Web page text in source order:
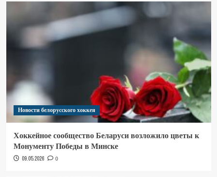
Новости белорусского хоккея
Хоккейное сообщество Беларуси возложило цветы к
Монументу Победы в Минске
09.05.2026 0